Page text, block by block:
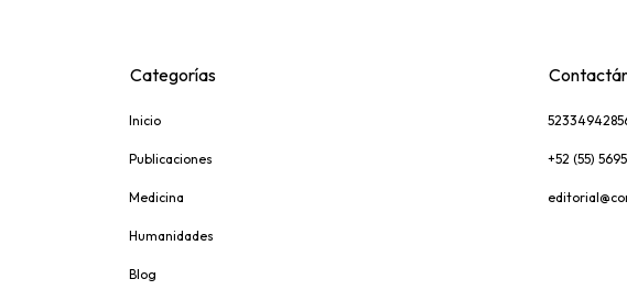
Categorías
Inicio
Publicaciones
Medicina
Humanidades
Blog
+52 (55)